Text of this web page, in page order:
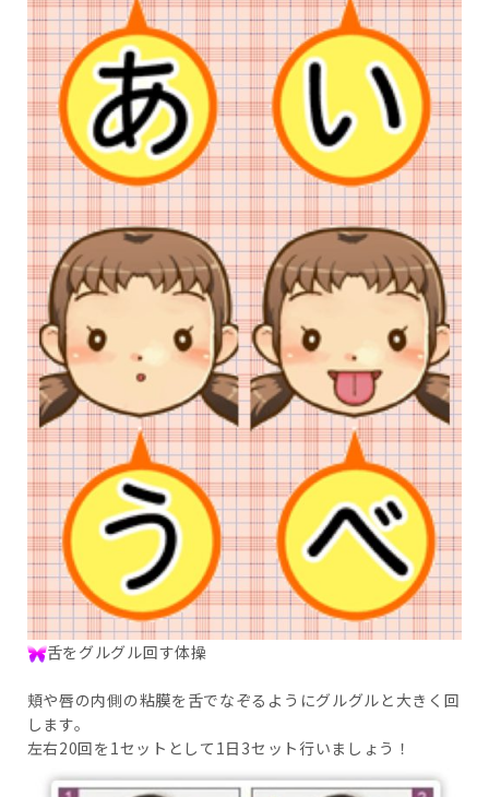
舌をグルグル回す体操
頬や唇の内側の粘膜を舌でなぞるようにグルグルと大きく回
します。
左右20回を1セットとして1日3セット行いましょう！